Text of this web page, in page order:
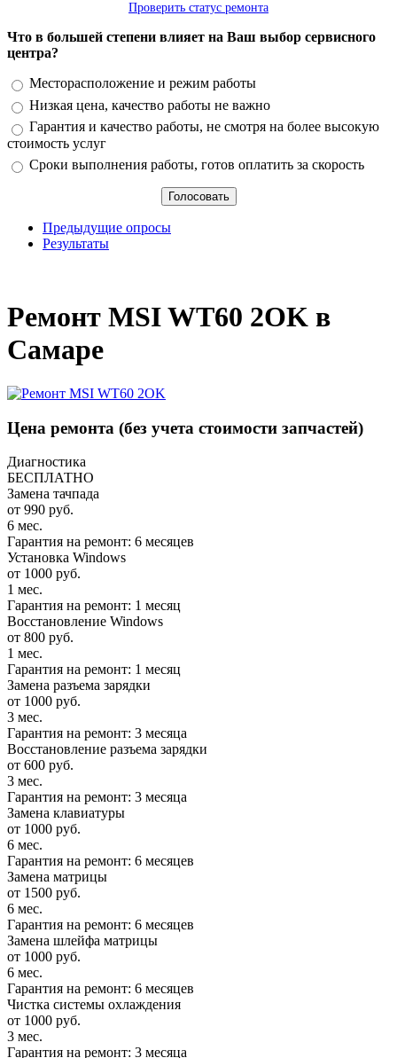
Проверить статус ремонта
Что в большей степени влияет на Ваш выбор сервисного
центра?
Варианты
Месторасположение и режим работы
Низкая цена, качество работы не важно
Гарантия и качество работы, не смотря на более высокую
стоимость услуг
Сроки выполнения работы, готов оплатить за скорость
Предыдущие опросы
Результаты
Ремонт MSI WT60 2OK в
Самаре
Цена ремонта (без учета стоимости запчастей)
Диагностика
БЕСПЛАТНО
Замена тачпада
от 990 руб.
6 мес.
Гарантия на ремонт: 6 месяцев
Установка Windows
от 1000 руб.
1 мес.
Гарантия на ремонт: 1 месяц
Восстановление Windows
от 800 руб.
1 мес.
Гарантия на ремонт: 1 месяц
Замена разъема зарядки
от 1000 руб.
3 мес.
Гарантия на ремонт: 3 месяца
Восстановление разъема зарядки
от 600 руб.
3 мес.
Гарантия на ремонт: 3 месяца
Замена клавиатуры
от 1000 руб.
6 мес.
Гарантия на ремонт: 6 месяцев
Замена матрицы
от 1500 руб.
6 мес.
Гарантия на ремонт: 6 месяцев
Замена шлейфа матрицы
от 1000 руб.
6 мес.
Гарантия на ремонт: 6 месяцев
Чистка системы охлаждения
от 1000 руб.
3 мес.
Гарантия на ремонт: 3 месяца